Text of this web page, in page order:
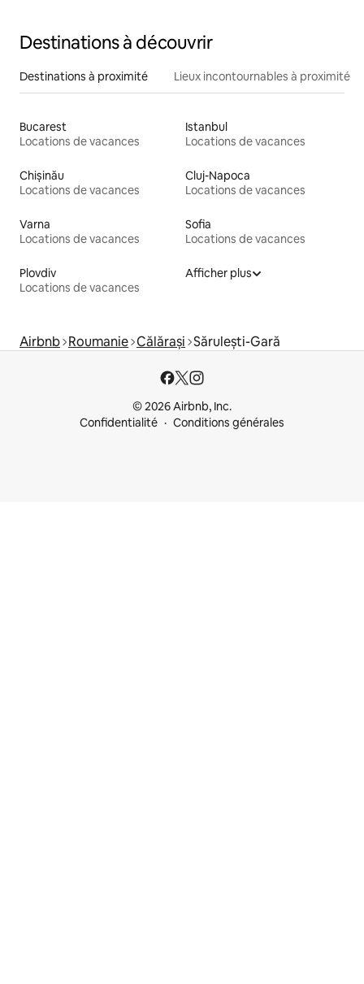
Destinations à découvrir
Destinations à proximité Lieux incontournables à proximité
Bucarest
Locations de vacances
Istanbul
Locations de vacances
Chișinău
Locations de vacances
Cluj-Napoca
Locations de vacances
Varna
Locations de vacances
Sofia
Locations de vacances
Plovdiv
Locations de vacances
Afficher plus
Airbnb Roumanie Călărași Sărulești-Gară
© 2026 Airbnb, Inc.
Confidentialité
Conditions générales